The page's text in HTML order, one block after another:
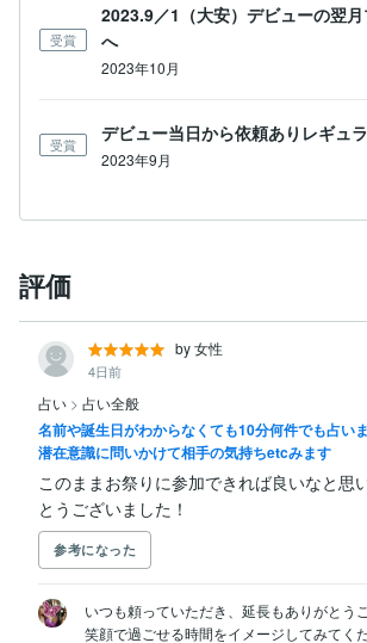
受賞
2023.9／1（大安）デビューの翌
へ
2023年10月
受賞
デビュー当日から依頼ありレギュ
2023年9月
評価
by 女性
4日前
占い > 占い全般
名前や誕生日がわからなくても10分何件でも占い
潜在意識に問いかけて相手の気持ちetcみます
このままお祭りに参加できれば良いなと思
とうございました！
参考になった